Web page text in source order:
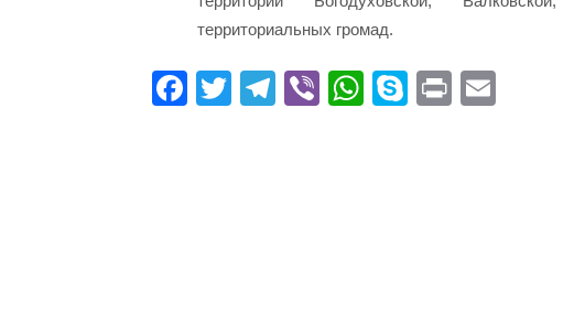
территориальных громад.
Fa T
Te Vi
W
S
Pr